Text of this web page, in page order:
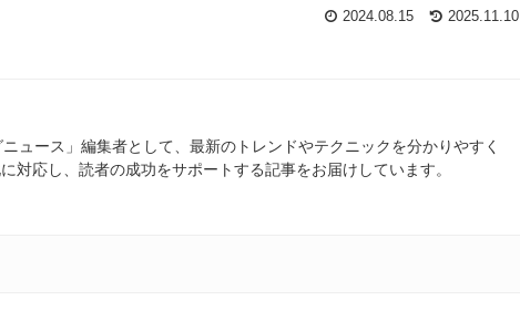
2024.08.15 2025.11.10
ニュース」編集者として、最新のトレンドやテクニックを分かりやすく
対応し、読者の成功をサポートする記事をお届けしています。